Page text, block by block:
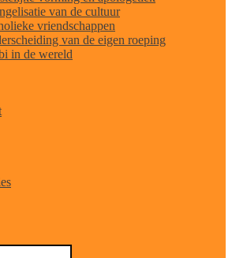
van de cultuur
vriendschappen
van de eigen roeping
in de wereld